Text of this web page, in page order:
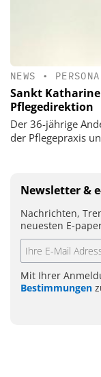
NEWS •
Sankt
Pflegedirektion
Der 36-jährige
der Pflegepraxis
Newsletter &
Nachrichten,
neuesten E-
Mit Ihrer
Bestimmungen